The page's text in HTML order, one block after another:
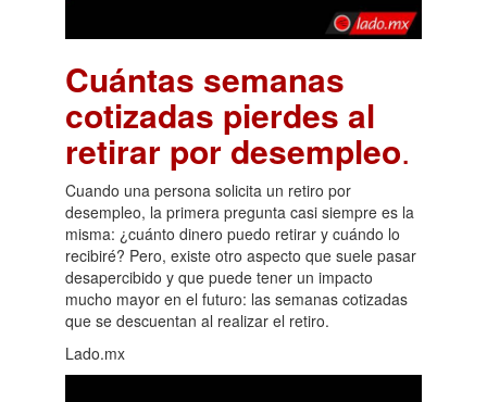
Cuántas semanas
cotizadas pierdes al
retirar por desempleo.
Cuando una persona solicita un retiro por
desempleo, la primera pregunta casi siempre es la
misma: ¿cuánto dinero puedo retirar y cuándo lo
recibiré? Pero, existe otro aspecto que suele pasar
desapercibido y que puede tener un impacto
mucho mayor en el futuro: las semanas cotizadas
que se descuentan al realizar el retiro.
Lado.mx